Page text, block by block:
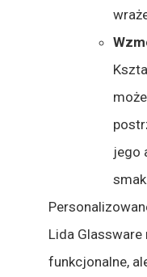
jego
Lida Glassware
funkcjonalne,